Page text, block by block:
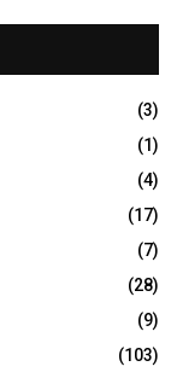
(3)
(1)
(4)
(17)
(7)
(28)
(9)
(103)